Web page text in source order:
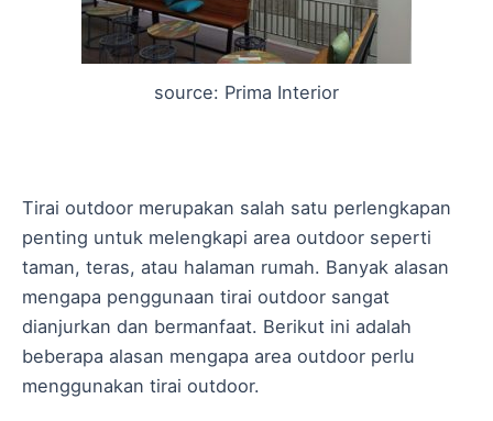
source: Prima Interior
Tirai outdoor merupakan salah satu perlengkapan
penting untuk melengkapi area outdoor seperti
taman, teras, atau halaman rumah. Banyak alasan
mengapa penggunaan tirai outdoor sangat
dianjurkan dan bermanfaat. Berikut ini adalah
beberapa alasan mengapa area outdoor perlu
menggunakan tirai outdoor.